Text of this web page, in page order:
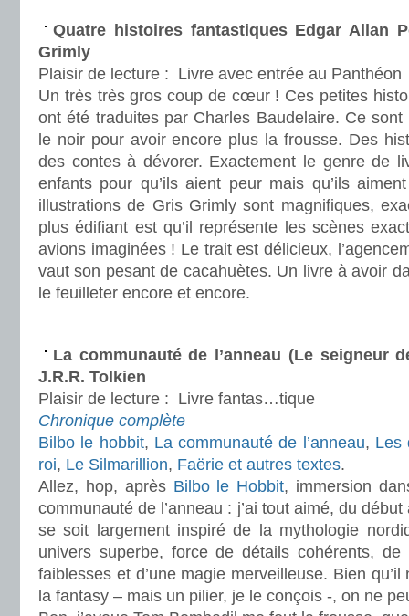
Quatre histoires fantastiques Edgar Allan
Grimly
Plaisir de lecture : Livre avec entrée au Panthéon
Un très très gros coup de cœur ! Ces petites
ont été traduites par Charles Baudelaire. Ce
le noir pour avoir encore plus la frousse. Des
des contes à dévorer. Exactement le genre de
enfants pour qu’ils aient peur mais qu’ils
illustrations de Gris Grimly sont magnifiques,
plus édifiant est qu’il représente les scènes
avions imaginées ! Le trait est délicieux,
vaut son pesant de cacahuètes. Un livre à avoir
le feuilleter encore et encore.
La communauté de l’anneau (Le seigneur
J.R.R. Tolkien
Plaisir de lecture : Livre fantas…tique
Chronique complète
Bilbo le hobbit, La communauté de l’anneau, Les
roi, Le Silmarillion, Faërie et autres textes.
Allez, hop, après Bilbo le Hobbit, immersion
communauté de l’anneau : j’ai tout aimé, du
se soit largement inspiré de la mythologie
univers superbe, force de détails cohérents, de
faiblesses et d’une magie merveilleuse. Bien
la fantasy – mais un pilier, je le conçois -, on ne